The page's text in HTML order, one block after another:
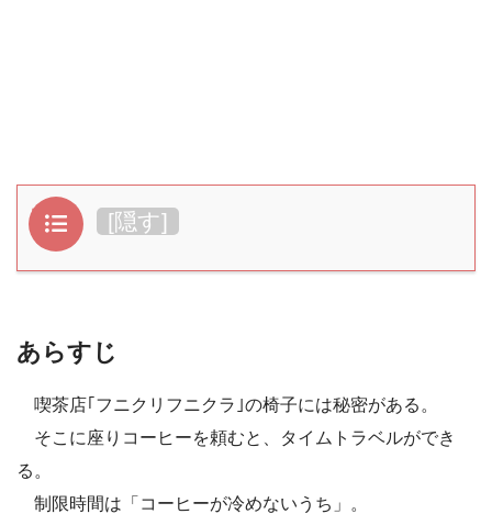
目次 [隠す]
あらすじ
喫茶店｢フニクリフニクラ｣の椅子には秘密がある。
そこに座りコーヒーを頼むと、タイムトラベルができ
る。
制限時間は「コーヒーが冷めないうち」。